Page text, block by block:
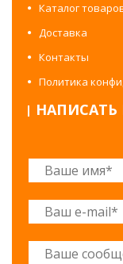
Каталог
Доставка
Контакты
Политика
НАПИСАТЬ